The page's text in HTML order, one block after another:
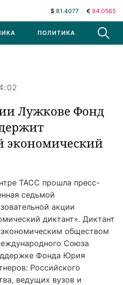
$ 81.4077 € 94.0585
ПОЛИТИКА В МИРЕ
Лужкове Фонд
экономический
ТАСС прошла пресс-
седьмой
акции
диктант». Диктант
обществом
Союза
Фонда Юрия
Российского
ведущих вузов и